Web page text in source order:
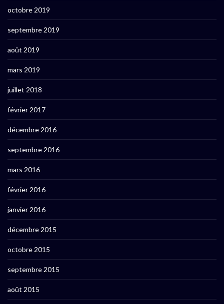
octobre 2019
septembre 2019
août 2019
mars 2019
juillet 2018
février 2017
décembre 2016
septembre 2016
mars 2016
février 2016
janvier 2016
décembre 2015
octobre 2015
septembre 2015
août 2015